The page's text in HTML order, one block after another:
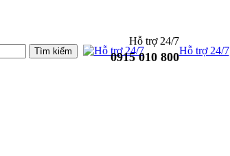
Hỗ trợ 24/7
0915 010 800Hỗ trợ 24/7